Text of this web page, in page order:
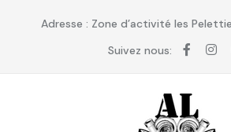
Adresse : Zone d’activité les
Suivez nous: